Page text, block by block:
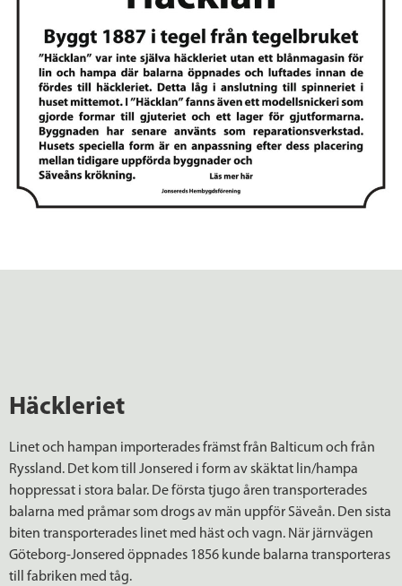
Häckleriet
Linet och hampan importerades främst från Balticum och från
Ryssland. Det kom till Jonsered i form av skäktat lin/hampa
hoppressat i stora balar. De första tjugo åren transporterades
balarna med pråmar som drogs av män uppför Säveån. Den sista
biten transporterades linet med häst och vagn. När järnvägen
Göteborg-Jonsered öppnades 1856 kunde balarna transporteras
till fabriken med tåg.